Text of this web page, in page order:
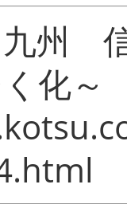
州 信
化～